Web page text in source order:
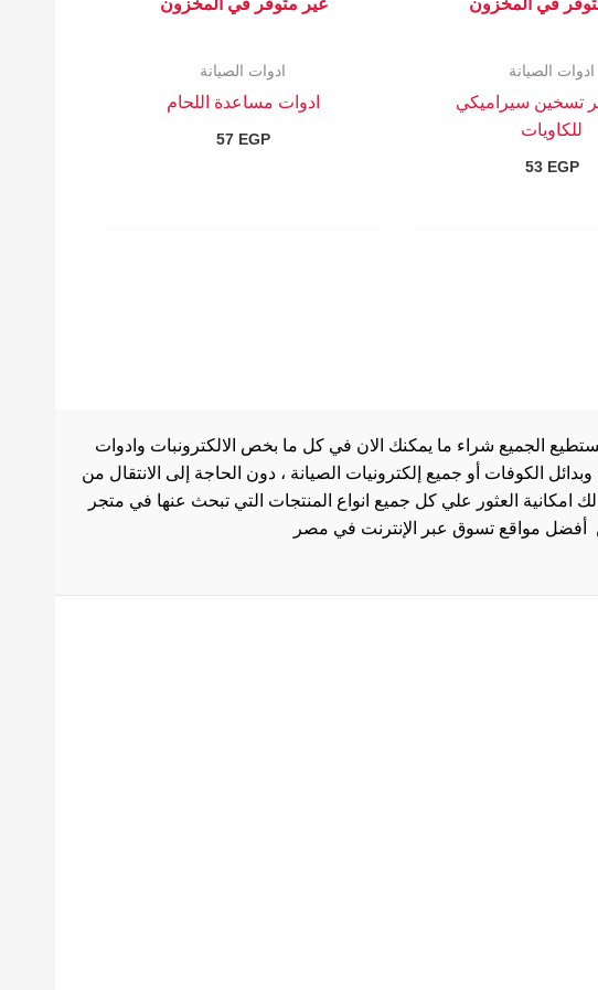
في المخزون
ادوات الصيانة
تسخين سيراميكي
للكاويات
53 EGP
غير متوفر في المخزون
ادوات الصيانة
ادوات مساعدة اللحام
57 EGP
الجميع شراء ما يمكنك الان في كل ما بخص الالكترونبات وادوات
الكوفات أو جميع إلكترونيات الصيانة ، دون الحاجة إلى الانتقال من
امكانية العثور علي كل جميع انواع المنتجات التي تبحث عنها في متجر